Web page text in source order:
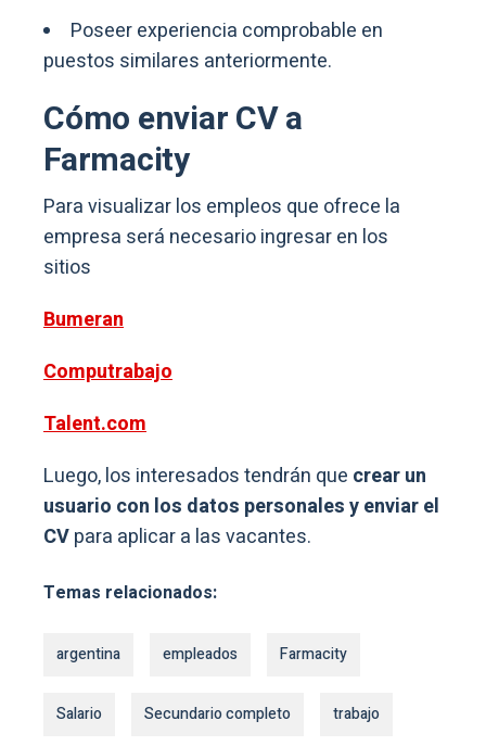
Poseer experiencia comprobable en
puestos similares anteriormente.
Cómo enviar CV a
Farmacity
Para visualizar los empleos que ofrece la
empresa será necesario ingresar en los
sitios
Bumeran
Computrabajo
Talent.com
Luego, los interesados tendrán que crear un
usuario con los datos personales y enviar el
CVpara aplicar a las vacantes.
Temas relacionados:
argentina empleados Farmacity
Salario Secundario completo trabajo